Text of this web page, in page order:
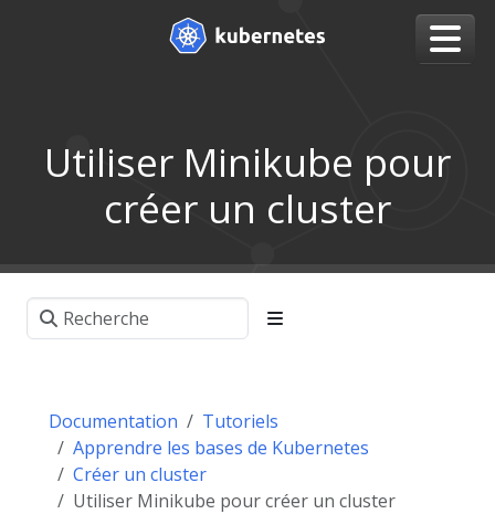
Utiliser Minikube pour
créer un cluster
Documentation
Tutoriels
Apprendre les bases de Kubernetes
Créer un cluster
Utiliser Minikube pour créer un cluster